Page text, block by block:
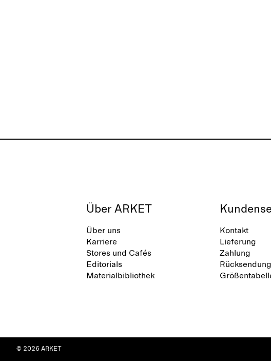
Über ARKET
Über uns
Karriere
Stores und Cafés
Editorials
Materialbibliothek
Kontakt
Lieferung
Zahlung
© 2026 ARKET